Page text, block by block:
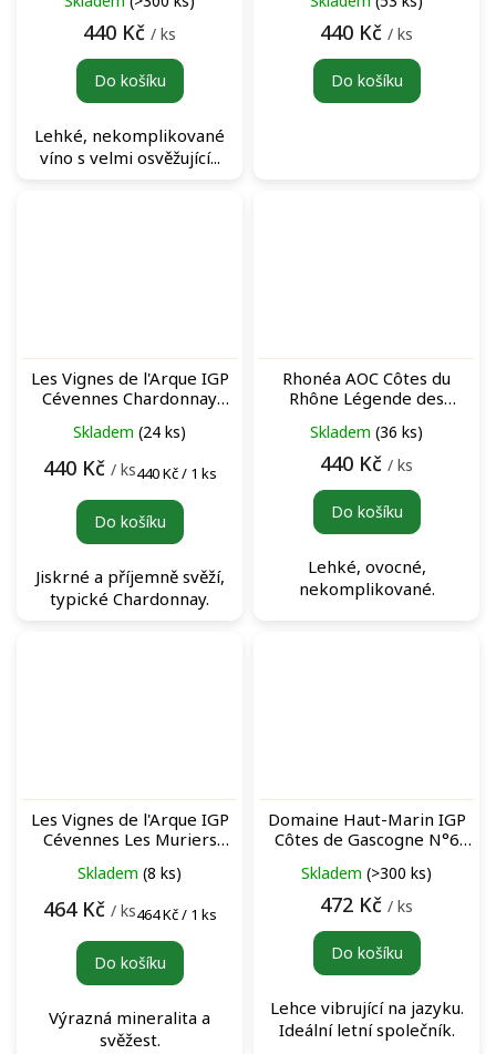
440 Kč / ks
Do košíku
Lehké, nekomplikované
víno s velmi osvěžující...
Rouge červené víno
440 Kč / ks
Do košíku
Les Vignes de l'Arque IGP
Cévennes Chardonnay
Skladem (24 ks)
440 Kč / ksMěrná
440 Kč / 1 ks
Do košíku
Jiskrné a příjemně svěží,
typické Chardonnay.
Rhonéa AOC Côtes du
Rhône Légende des
Skladem (36 ks)
440 Kč / ks
Do košíku
Lehké, ovocné,
nekomplikované.
Les Vignes de l'Arque IGP
Cévennes Les Muriers
Skladem (8 ks)
464 Kč / ksMěrná
464 Kč / 1 ks
Do košíku
Výrazná mineralita a
svěžest.
Domaine Haut-Marin IGP
Côtes de Gascogne N°6
Skladem (>300 ks)
472 Kč / ks
Do košíku
Lehce vibrující na jazyku.
Ideální letní společník.